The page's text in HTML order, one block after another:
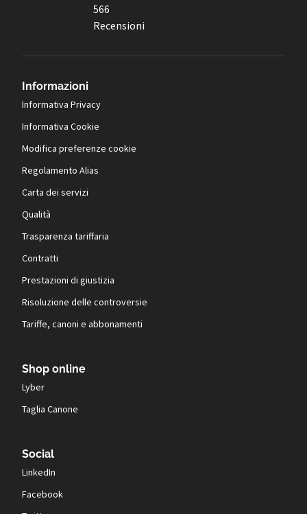
566
Recensioni
Informazioni
Informativa Privacy
Informativa Cookie
Modifica preferenze cookie
Regolamento Alias
Carta dei servizi
Qualità
Trasparenza tariffaria
Contratti
Prestazioni di giustizia
Risoluzione delle controversie
Tariffe, canoni e abbonamenti
Shop online
Lyber
Taglia Canone
Social
LinkedIn
Facebook